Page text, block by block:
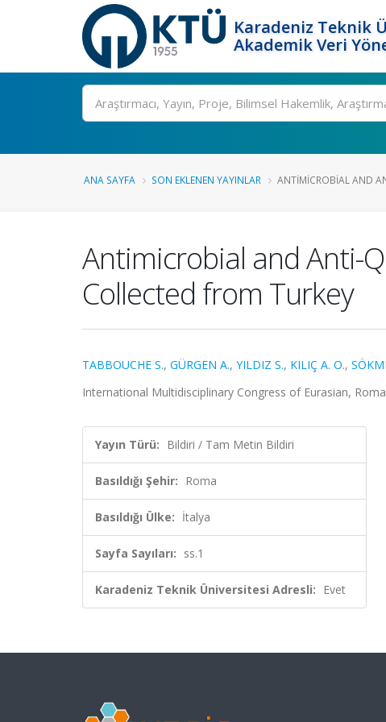
Karadeniz Teknik
Akademik Veri
Ara
ANA SAYFA SON EKLENEN YAYINLAR ANTIMICROBIAL AND
Antimicrobial and Anti-
Collected from Turkey
TABBOUCHE S., GÜRGEN A., YILDIZ S., KILIÇ A. O.,
International Multidisciplinary Congress of Eurasian,
Yayın Türü: Bildiri / Tam Metin Bildiri
Basıldığı Şehir: Roma
Basıldığı Ülke: İtalya
Sayfa Sayıları: ss.1
Karadeniz Teknik Üniversitesi Adresli: Evet